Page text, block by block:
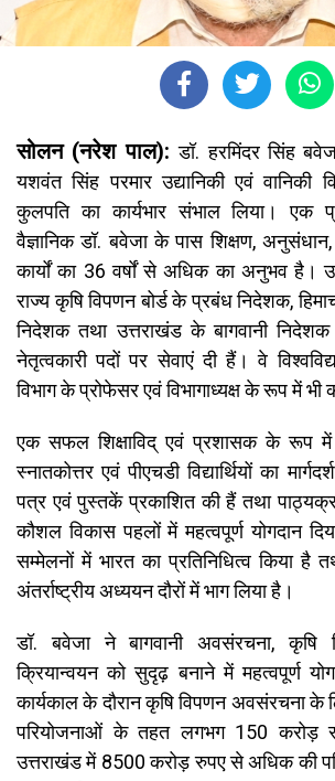
सोलन (नरेश पाल):डॉ. हरमिंदर सिंह
यशवंत सिंह परमार उद्यानिकी एवं वानिकी
कुलपति का कार्यभार संभाल लिया। एक
वैज्ञानिक डॉ. बवेजा के पास शिक्षण,
कार्यों का 36 वर्षों से अधिक का अनुभव है।
राज्य कृषि विपणन बोर्ड के प्रबंध निदेशक,
निदेशक तथा उत्तराखंड के बागवानी
नेतृत्वकारी पदों पर सेवाएं दी हैं। वे
विभाग के प्रोफेसर एवं विभागाध्यक्ष के रूप में भी
एक सफल शिक्षाविद् एवं प्रशासक के रूप
स्नातकोत्तर एवं पीएचडी विद्यार्थियों का
पत्र एवं पुस्तकें प्रकाशित की हैं तथा
कौशल विकास पहलों में महत्वपूर्ण योगदान
सम्मेलनों में भारत का प्रतिनिधित्व किया है
अंतर्राष्ट्रीय अध्ययन दौरों में भाग लिया है।
डॉ. बवेजा ने बागवानी अवसंरचना, कृषि
क्रियान्वयन को सुदृढ़ बनाने में महत्वपूर्ण
कार्यकाल के दौरान कृषि विपणन अवसंरचना के
परियोजनाओं के तहत लगभग 150 करोड़
उत्तराखंड में 8500 करोड़ रुपए से अधिक की